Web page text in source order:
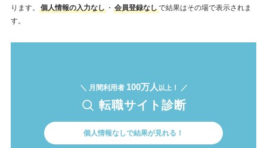
ります。
個人情報の入力なし・ 会員登録なしで結果はその場で表示されま
す。
＼ 月間利用者 100万人 以上 ！ ／
転職サイト診断
個人情報なしで結果が見れる！